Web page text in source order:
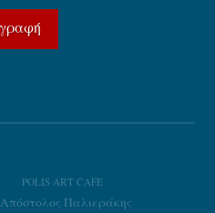
POLIS ART CAFE
Απόστολος Παλιεράκης